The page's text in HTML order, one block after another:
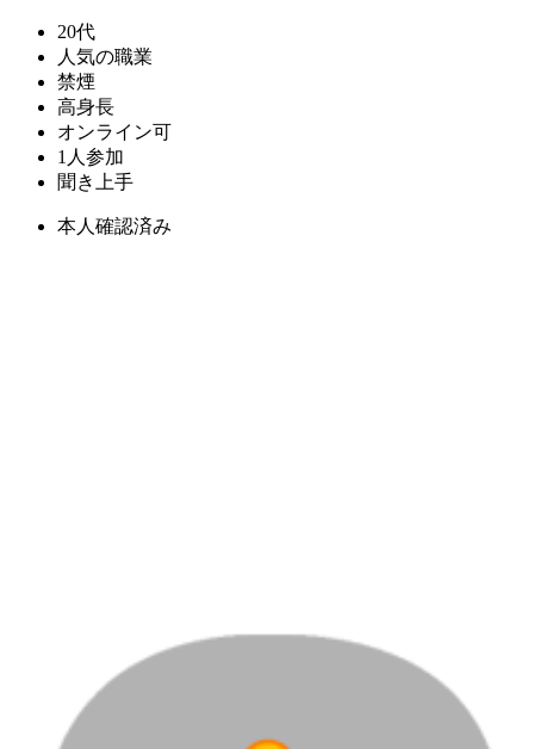
20代
人気の職業
禁煙
高身長
オンライン可
1人参加
聞き上手
本人確認済み